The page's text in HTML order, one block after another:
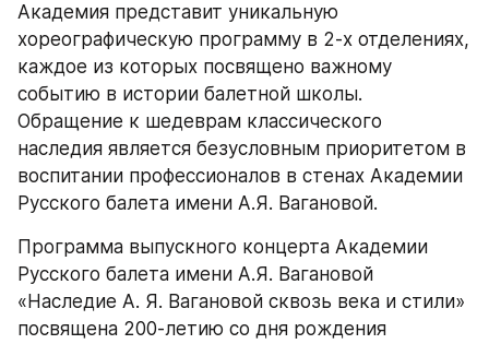
Академия представит уникальную
хореографическую программу в 2-х отделениях,
каждое из которых посвящено важному
событию в истории балетной школы.
Обращение к шедеврам классического
наследия является безусловным приоритетом в
воспитании профессионалов в стенах Академии
Русского балета имени А.Я. Вагановой.
Программа выпускного концерта Академии
Русского балета имени А.Я. Вагановой
«Наследие А. Я. Вагановой сквозь века и стили»
посвящена 200-летию со дня рождения